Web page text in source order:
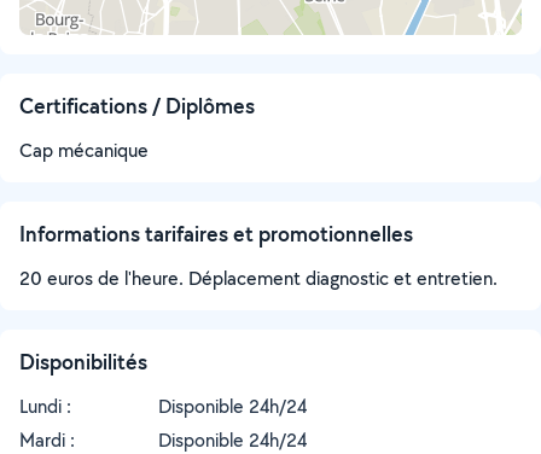
Certifications / Diplômes
Cap mécanique
Informations tarifaires et promotionnelles
20 euros de l'heure. Déplacement diagnostic et entretien.
Disponibilités
Lundi :
Disponible 24h/24
Mardi :
Disponible 24h/24